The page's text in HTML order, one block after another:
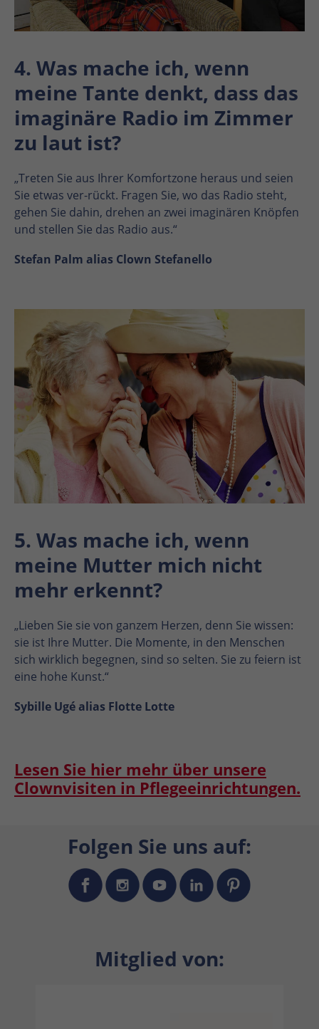
4. Was mache ich, wenn
meine Tante denkt, dass das
imaginäre Radio im Zimmer
zu laut ist?
„Treten Sie aus Ihrer Komfortzone heraus und seien
Sie etwas ver-rückt. Fragen Sie, wo das Radio steht,
gehen Sie dahin, drehen an zwei imaginären Knöpfen
und stellen Sie das Radio aus.“
Stefan Palm alias Clown Stefanello
5. Was mache ich, wenn
meine Mutter mich nicht
mehr erkennt?
„Lieben Sie sie von ganzem Herzen, denn Sie wissen:
sie ist Ihre Mutter. Die Momente, in den Menschen
sich wirklich begegnen, sind so selten. Sie zu feiern ist
eine hohe Kunst.“
Sybille Ugé alias Flotte Lotte
Lesen Sie hier mehr über unsere
Clownvisiten in Pflegeeinrichtungen.
Folgen Sie uns auf:
Mitglied von: